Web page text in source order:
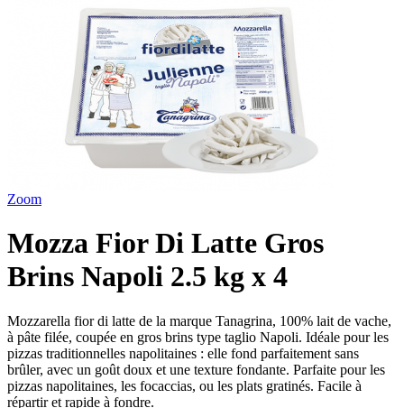
Zoom
Mozza Fior Di Latte Gros
Brins Napoli 2.5 kg x 4
Mozzarella fior di latte de la marque Tanagrina, 100% lait de vache,
à pâte filée, coupée en gros brins type taglio Napoli. Idéale pour les
pizzas traditionnelles napolitaines : elle fond parfaitement sans
brûler, avec un goût doux et une texture fondante. Parfaite pour les
pizzas napolitaines, les focaccias, ou les plats gratinés. Facile à
répartir et rapide à fondre.